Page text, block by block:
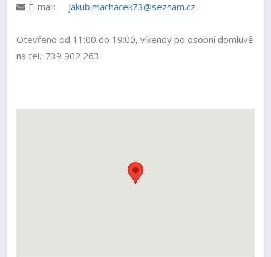
E-mail:
jakub.machacek73@seznam.cz
Otevřeno od 11:00 do 19:00, víkendy po osobní domluvě
na tel.: 739 902 263